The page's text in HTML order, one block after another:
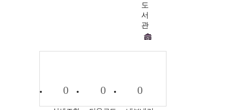
도
서
관
0 0 0